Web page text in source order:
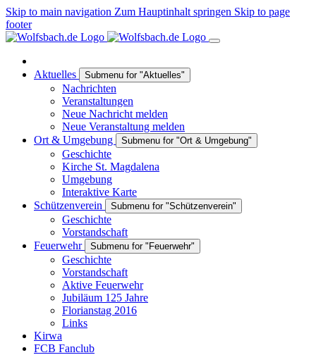
Skip to main navigation Zum Hauptinhalt springen Skip to page
footer
Aktuelles Submenu for "Aktuelles"
Nachrichten
Veranstaltungen
Neue Nachricht melden
Neue Veranstaltung melden
Ort & Umgebung
Submenu for "Ort & Umgebung"
Geschichte
Kirche St. Magdalena
Umgebung
Interaktive Karte
Schützenverein
Submenu for "Schützenverein"
Geschichte
Vorstandschaft
Feuerwehr
Submenu for "Feuerwehr"
Geschichte
Vorstandschaft
Aktive Feuerwehr
Jubiläum 125 Jahre
Florianstag 2016
Links
Kirwa
FCB Fanclub